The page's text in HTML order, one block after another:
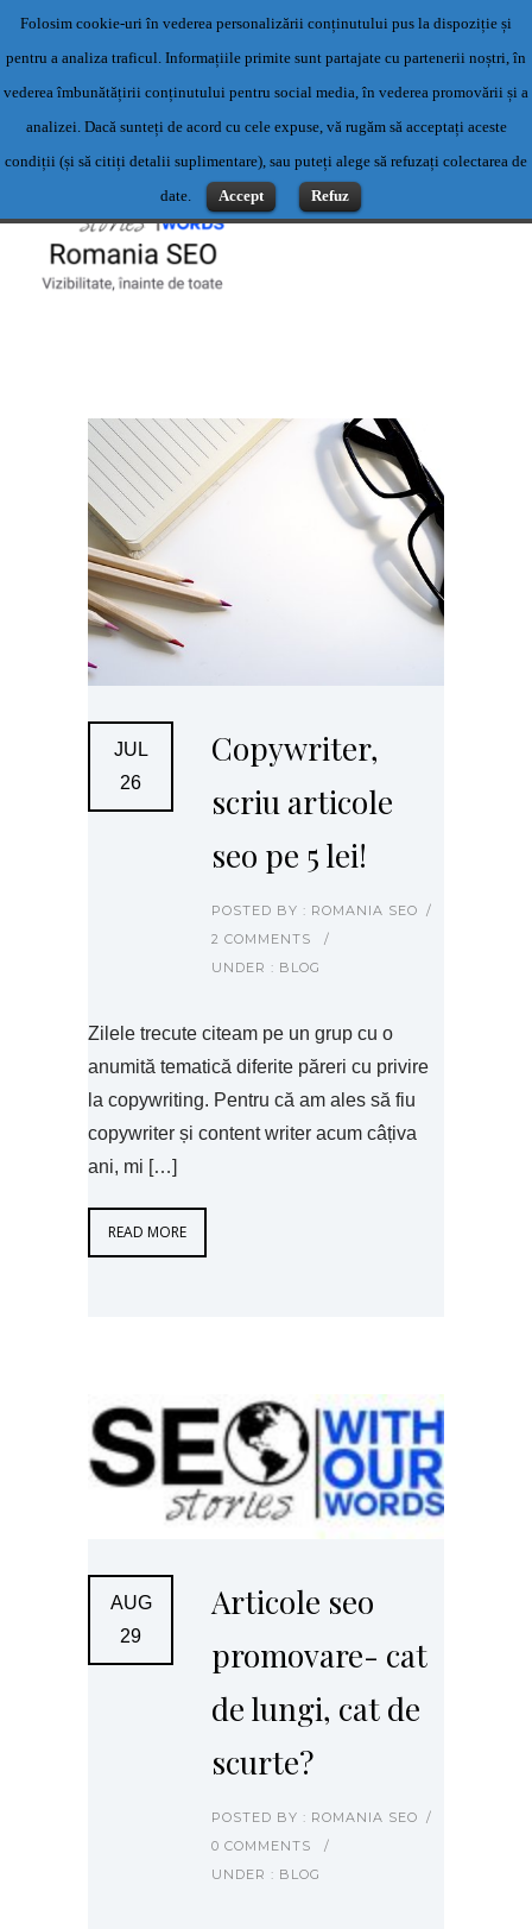
Servicii profesionale de content writing- Servicii content writing-
Scriere articole
Contact: 0769500983 sau office@romaniaseo.com
JUL
26
Copywriter,
scriu articole
seo pe 5 lei!
POSTED BY : ROMANIA SEO /
2 COMMENTS
/
UNDER : BLOG
Zilele trecute citeam pe un grup cu o
anumită tematică diferite păreri cu privire
la copywriting. Pentru că am ales să fiu
copywriter și content writer acum câțiva
ani, mi […]
READ MORE
AUG
29
Articole seo
promovare- cat
de lungi, cat de
scurte?
POSTED BY : ROMANIA SEO /
0 COMMENTS
/
UNDER : BLOG
Folosim cookie-uri în vederea personalizării conținutului pus la dispoziție și
pentru a analiza traficul. Informațiile primite sunt partajate cu partenerii noștri, în
vederea îmbunătățirii conținutului pentru social media, în vederea promovării și a
analizei. Dacă sunteți de acord cu cele expuse, vă rugăm să acceptați aceste
condiții (și să citiți detalii suplimentare), sau puteți alege să refuzați colectarea de
date.
Accept Refuz